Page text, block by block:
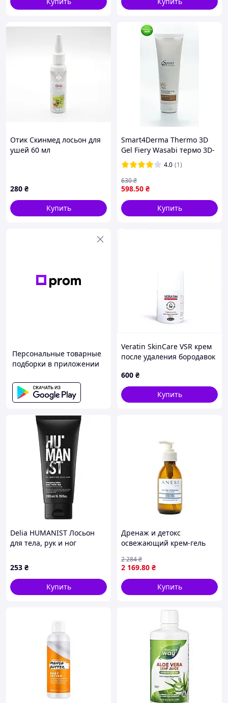
Отик Скинмед лосьон для
ушей 60 мл
280 ₴
Купить
Smart4Derma Thermo 3D
Gel Fiery Wasabi термо 3D-
гель для тела «Палкий
васаби», 240 мл
4.0 (1)
598.50 ₴
630₴
Купить
Персональные товарные
подборки в приложении
Veratin SkinCare VSR крем
после удаления бородавок
600 ₴
Купить
Delia HUMANIST Лосьон
для тела, рук и ног
253 ₴
Купить
Дренаж и детокс
освежающий крем-гель
Anesi Lab 150 мл
2 169.80 ₴
2 284₴
Купить